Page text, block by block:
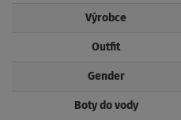
Výrobce
Outfit
Gender
Boty do vody